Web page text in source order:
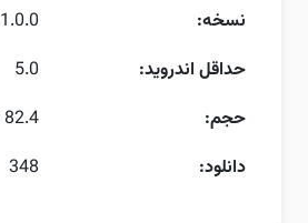
نسخه:
1.0.0
حداقل اندروید:
5.0
حجم:
82.4 MB
دانلود:
348